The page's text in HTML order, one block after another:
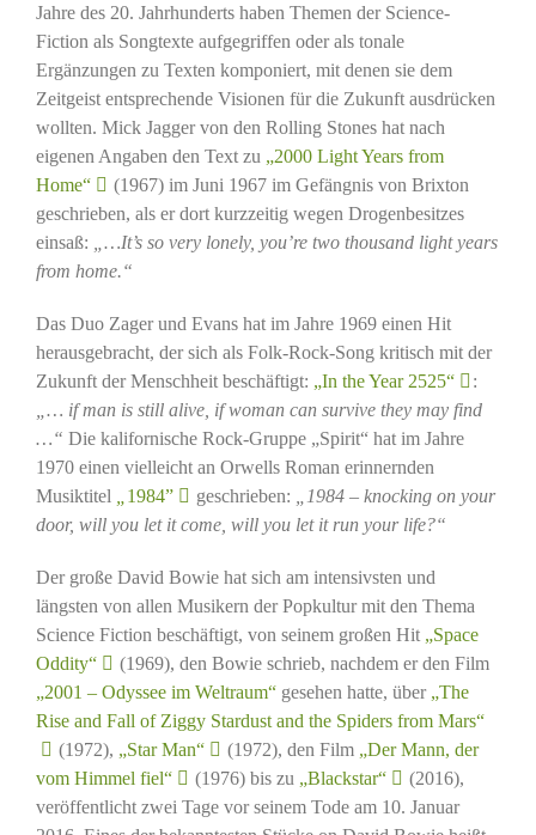
Jahre des 20. Jahrhunderts haben Themen der Science-
Fiction als Songtexte aufgegriffen oder als tonale
Ergänzungen zu Texten komponiert, mit denen sie dem
Zeitgeist entsprechende Visionen für die Zukunft ausdrücken
wollten. Mick Jagger von den Rolling Stones hat nach
eigenen Angaben den Text zu „2000 Light Years from
Home“
(1967) im Juni 1967 im Gefängnis von Brixton
geschrieben, als er dort kurzzeitig wegen Drogenbesitzes
einsaß:
„…It’s so very lonely, you’re two thousand light years
from home.“
Das Duo Zager und Evans hat im Jahre 1969 einen Hit
herausgebracht, der sich als Folk-Rock-Song kritisch mit der
Zukunft der Menschheit beschäftigt: „In the Year 2525“
:
„… if man is still alive, if woman can survive they may find
…“ Die kalifornische Rock-Gruppe „Spirit“ hat im Jahre
1970 einen vielleicht an Orwells Roman erinnernden
Musiktitel
1984” geschrieben:
„1984 – knocking on your
door, will you let it come, will you let it run your life?“
Der große David Bowie hat sich am intensivsten und
längsten von allen Musikern der Popkultur mit den Thema
Science Fiction beschäftigt, von seinem großen Hit „Space
Oddity“
(1969), den Bowie schrieb, nachdem er den Film
„2001 – Odyssee im Weltraum“gesehen hatte, über „The
Rise and Fall of Ziggy Stardust and the Spiders from Mars“
(1972), „Star Man“ (1972), den Film „Der Mann, der
vom Himmel fiel“
(1976) bis zu „Blackstar“
(2016),
veröffentlicht zwei Tage vor seinem Tode am 10. Januar